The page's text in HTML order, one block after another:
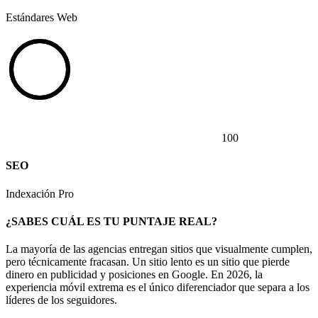
Estándares Web
100
SEO
Indexación Pro
¿SABES CUÁL ES TU PUNTAJE REAL?
La mayoría de las agencias entregan sitios que visualmente cumplen,
pero técnicamente fracasan. Un sitio lento es un sitio que pierde
dinero en publicidad y posiciones en Google. En 2026, la
experiencia móvil extrema es el único diferenciador que separa a los
líderes de los seguidores.